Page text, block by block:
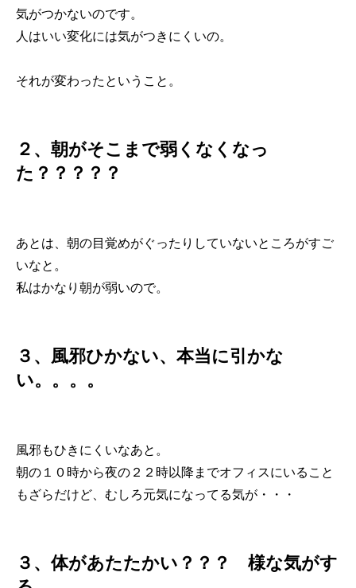
気がつかないのです。
人はいい変化には気がつきにくいの。
それが変わったということ。
２、朝がそこまで弱くなくなっ
た？？？？？
あとは、朝の目覚めがぐったりしていないところがすご
いなと。
私はかなり朝が弱いので。
３、風邪ひかない、本当に引かな
い。。。。
風邪もひきにくいなあと。
朝の１０時から夜の２２時以降までオフィスにいること
もざらだけど、むしろ元気になってる気が・・・
３、体があたたかい？？？ 様な気がす